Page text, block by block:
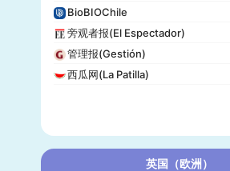
BioBIOChile
旁观者报(El Espectador)
管理报(Gestión)
西瓜网(La Patilla)
英国（欧洲）